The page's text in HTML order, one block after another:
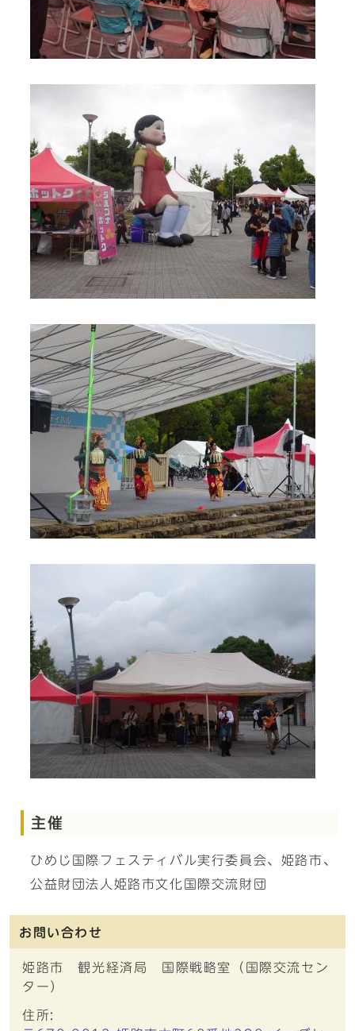
主催
ひめじ国際フェスティバル実行委員会、姫路市、
公益財団法人姫路市文化国際交流財団
お問い合わせ
姫路市 観光経済局 国際戦略室（国際交流セン
ター）
住所: